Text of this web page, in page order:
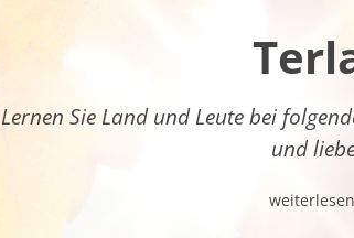
Lernen Sie Land und Leute bei
und
weiterlesen